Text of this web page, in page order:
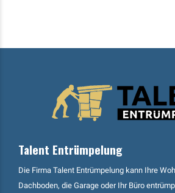
Talent Entrümpelung
Die Firma Talent Entrümpelung kann Ihre
Dachboden, die Garage oder Ihr Büro